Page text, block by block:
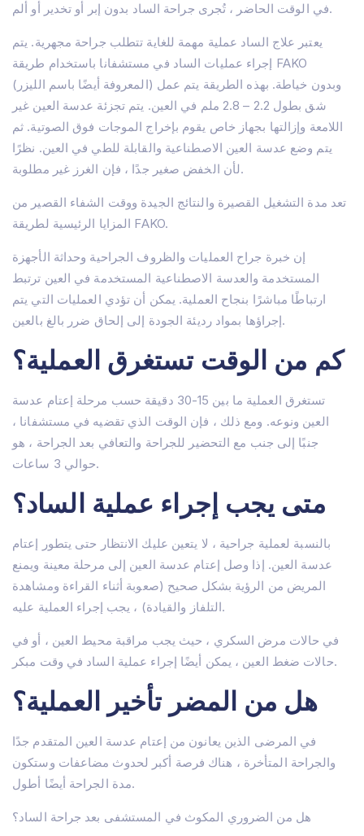
قصر النظر تركيا
بدلة عينية
استبدال العدسة (RLE)
IOL (عدسة باطن العين)
في الوقت الحاضر ، تُجرى جراحة الساد بدون إبر أو تخدير أو ألم.
يعتبر علاج الساد عملية مهمة للغاية تتطلب جراحة مجهرية. يتم
إجراء عمليات الساد في مستشفانا باستخدام طريقة FAKO
(المعروفة أيضًا باسم الليزر) وبدون خياطة. بهذه الطريقة يتم عمل
شق بطول 2.2 – 2.8 ملم في العين. يتم تجزئة عدسة العين غير
اللامعة وإزالتها بجهاز خاص يقوم بإخراج الموجات فوق الصوتية. ثم
يتم وضع عدسة العين الاصطناعية والقابلة للطي في العين. نظرًا
لأن الخفض صغير جدًا ، فإن الغرز غير مطلوبة.
تعد مدة التشغيل القصيرة والنتائج الجيدة ووقت الشفاء القصير من
المزايا الرئيسية لطريقة FAKO.
إن خبرة جراح العمليات والظروف الجراحية وحداثة الأجهزة
المستخدمة والعدسة الاصطناعية المستخدمة في العين ترتبط
ارتباطًا مباشرًا بنجاح العملية. يمكن أن تؤدي العمليات التي يتم
إجراؤها بمواد رديئة الجودة إلى إلحاق ضرر بالغ بالعين.
كم من الوقت تستغرق العملية؟
تستغرق العملية ما بين 15-30 دقيقة حسب مرحلة إعتام عدسة
العين ونوعه. ومع ذلك ، فإن الوقت الذي تقضيه في مستشفانا ،
جنبًا إلى جنب مع التحضير للجراحة والتعافي بعد الجراحة ، هو
حوالي 3 ساعات.
متى يجب إجراء عملية الساد؟
بالنسبة لعملية جراحية ، لا يتعين عليك الانتظار حتى يتطور إعتام
عدسة العين. إذا وصل إعتام عدسة العين إلى مرحلة معينة ويمنع
المريض من الرؤية بشكل صحيح (صعوبة أثناء القراءة ومشاهدة
التلفاز والقيادة) ، يجب إجراء العملية عليه.
في حالات مرض السكري ، حيث يجب مراقبة محيط العين ، أو في
حالات ضغط العين ، يمكن أيضًا إجراء عملية الساد في وقت مبكر.
هل من المضر تأخير العملية؟
في المرضى الذين يعانون من إعتام عدسة العين المتقدم جدًا
والجراحة المتأخرة ، هناك فرصة أكبر لحدوث مضاعفات وستكون
مدة الجراحة أيضًا أطول.
هل من الضروري المكوث في المستشفى بعد جراحة الساد؟